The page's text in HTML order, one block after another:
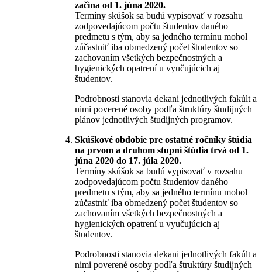
začína od 1. júna 2020.
Termíny skúšok sa budú vypisovať v rozsahu
zodpovedajúcom počtu študentov daného
predmetu s tým, aby sa jedného termínu mohol
zúčastniť iba obmedzený počet študentov so
zachovaním všetkých bezpečnostných a
hygienických opatrení u vyučujúcich aj
študentov.
Podrobnosti stanovia dekani jednotlivých fakúlt a
nimi poverené osoby podľa štruktúry študijných
plánov jednotlivých študijných programov.
Skúškové obdobie pre ostatné ročníky štúdia
na prvom a druhom stupni štúdia trvá od 1.
júna 2020 do 17. júla 2020.
Termíny skúšok sa budú vypisovať v rozsahu
zodpovedajúcom počtu študentov daného
predmetu s tým, aby sa jedného termínu mohol
zúčastniť iba obmedzený počet študentov so
zachovaním všetkých bezpečnostných a
hygienických opatrení u vyučujúcich aj
študentov.
Podrobnosti stanovia dekani jednotlivých fakúlt a
nimi poverené osoby podľa štruktúry študijných